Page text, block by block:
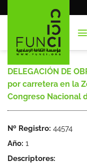
al
DELEGACIÓN DE
por carretera en la
Congreso Nacional
Nº Registro: 44574
Año: 1
Descriptores: